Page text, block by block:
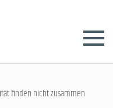
finden nicht zusammen